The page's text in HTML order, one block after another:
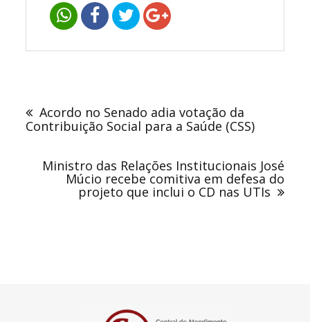
Post
Acordo no Senado adia votação da
Contribuição Social para a Saúde (CSS)
Ministro das Relações Institucionais José
Múcio recebe comitiva em defesa do
projeto que inclui o CD nas UTIs